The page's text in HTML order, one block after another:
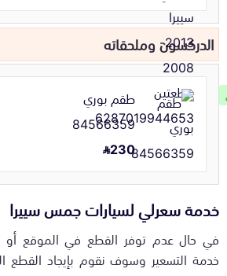
الدركسون وملحقاته
طقم بوري
84566359
230
خدمة سعرلي لسيارات جمس سييرا
في حال عدم توفر القطع في الموقع أو
خدمة التسعير وسوف نقوم بإيجاد القطع